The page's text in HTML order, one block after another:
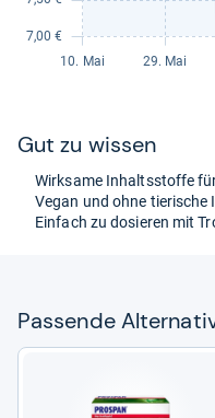
Gut zu wis­sen
Wirk­same Inhaltss­toffe
Vegan und ohne
Ein­fach zu dosie­ren mit
Pas­sende